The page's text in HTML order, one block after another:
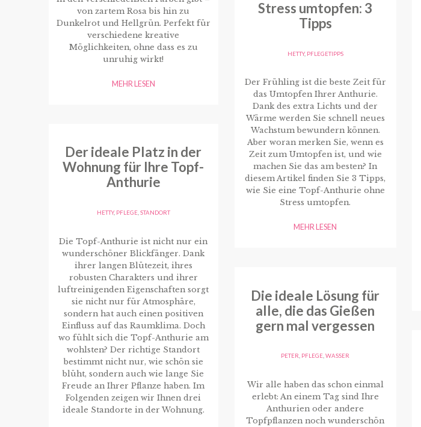
von zartem Rosa bis hin zu
Dunkelrot und Hellgrün. Perfekt für
verschiedene kreative
Möglichkeiten, ohne dass es zu
unruhig wirkt!
MEHR LESEN
Der ideale Platz in der
Wohnung für Ihre Topf-
Anthurie
HETTY, PFLEGE, STANDORT
Die Topf-Anthurie ist nicht nur ein
wunderschöner Blickfänger. Dank
ihrer langen Blütezeit, ihres
robusten Charakters und ihrer
luftreinigenden Eigenschaften sorgt
sie nicht nur für Atmosphäre,
sondern hat auch einen positiven
Einfluss auf das Raumklima. Doch
wo fühlt sich die Topf-Anthurie am
wohlsten? Der richtige Standort
bestimmt nicht nur, wie schön sie
blüht, sondern auch wie lange Sie
Freude an Ihrer Pflanze haben. Im
Folgenden zeigen wir Ihnen drei
ideale Standorte in der Wohnung.
Stress umtopfen: 3
Tipps
HETTY, PFLEGETIPPS
Der Frühling ist die beste Zeit für
das Umtopfen Ihrer Anthurie.
Dank des extra Lichts und der
Wärme werden Sie schnell neues
Wachstum bewundern können.
Aber woran merken Sie, wenn es
Zeit zum Umtopfen ist, und wie
machen Sie das am besten? In
diesem Artikel finden Sie 3 Tipps,
wie Sie eine Topf-Anthurie ohne
Stress umtopfen.
MEHR LESEN
Die ideale Lösung für
alle, die das Gießen
gern mal vergessen
PETER PFLEGE ,WASSER
Wir alle haben das schon einmal
erlebt: An einem Tag sind Ihre
Anthurien oder andere
Topfpflanzen noch wunderschön